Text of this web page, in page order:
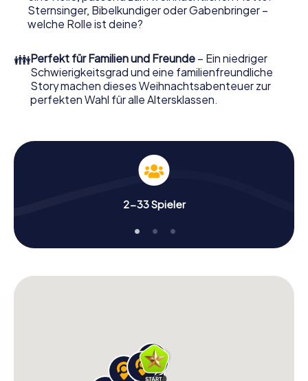
Blois wird mit dem X-Mas Adventure zu einem Highlight.
Schließlich bietet die Smartphone Schnitzeljagd alles was
Weihnachtsthematik. Gönnen Sie Ihren Kollegen also
einen unvergesslichen Ausklang des Jahres und planen Sie
unser X-Mas Adventure als Programmpunkt Ihrer
Weihnachtsfeier in Blois ein!
Sternsinger, Bibelkundiger oder Gabenbringer –
welche Rolle ist deine?
👪Perfekt für Familien und Freunde – Ein niedriger
Schwierigkeitsgrad und eine familienfreundliche
Story machen dieses Weihnachtsabenteuer zur
perfekten Wahl für alle Altersklassen.
2-33 Spieler